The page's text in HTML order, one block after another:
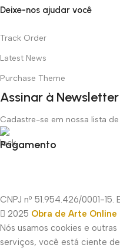
Deixe-nos ajudar você
Track Order
Latest News
Purchase Theme
Assinar à Newsletter
Cadastre-se em nossa lista
Pagamento
CNPJ nº 51.954.426/0001-
2025 Obra de Arte Online
Nós usamos cookies e
serviços, você está ciente